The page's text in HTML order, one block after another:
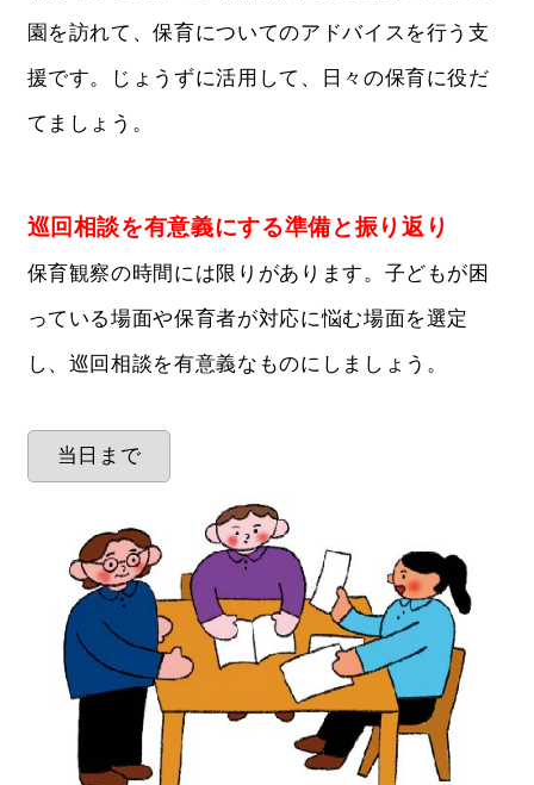
園を訪れて、保育についてのアドバイスを行う支
援です。じょうずに活用して、日々の保育に役だ
てましょう。
巡回相談を有意義にする準備と振り返り
保育観察の時間には限りがあります。子どもが困
っている場面や保育者が対応に悩む場面を選定
し、巡回相談を有意義なものにしましょう。
当日まで